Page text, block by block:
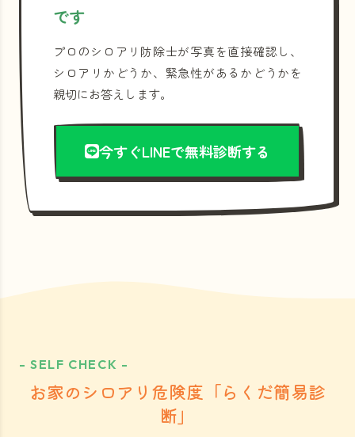
です
プロのシロアリ防除士が写真を直接確認し、
シロアリかどうか、緊急性があるかどうかを
親切にお答えします。
今すぐLINEで無料診断する
- SELF CHECK -
お家のシロアリ危険度「らくだ簡易診
断」